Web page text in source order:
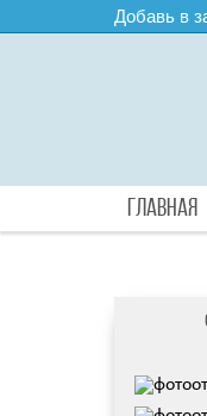
Добавь в
Главная